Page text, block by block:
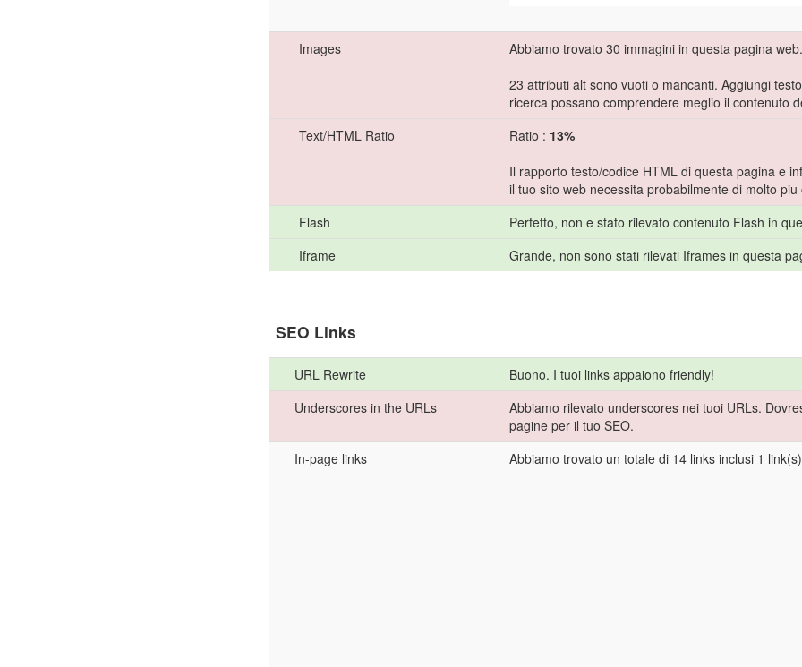
Images
Abbiamo trovato 30 immagini in questa pagina web.
23 attributi alt sono vuoti o mancanti. Aggiungi
ricerca possano comprendere meglio il contenuto
Text/HTML Ratio
Ratio : 13%
Il rapporto testo/codice HTML di questa pagina e
il tuo sito web necessita probabilmente di molto piu
Flash
Perfetto, non e stato rilevato contenuto Flash in
Iframe
Grande, non sono stati rilevati Iframes in questa
SEO Links
URL Rewrite
Buono. I tuoi links appaiono friendly!
Underscores in the URLs
Abbiamo rilevato underscores nei tuoi URLs.
pagine per il tuo SEO.
In-page links
Abbiamo trovato un totale di 14 links inclusi 1